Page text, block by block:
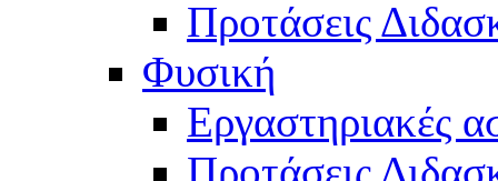
Προτάσεις
Φυσική
Εργαστηριακές
Προτάσεις